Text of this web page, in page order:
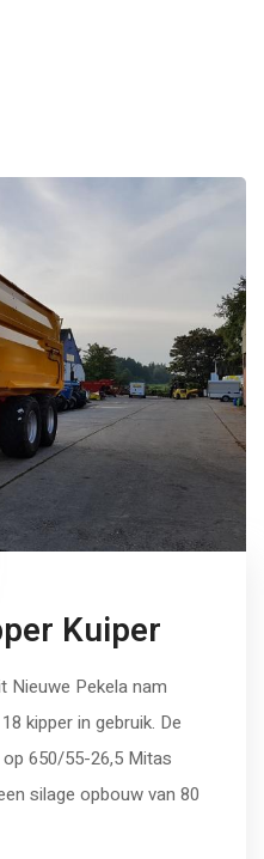
Kuiper
Nieuwe Pekela nam
kipper in gebruik. De
650/55-26,5 Mitas
silage opbouw van 80